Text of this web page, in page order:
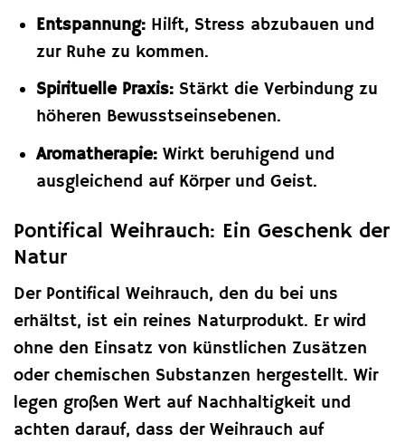
Entspannung:Hilft, Stress abzubauen und
zur Ruhe zu kommen.
Spirituelle Praxis:Stärkt die Verbindung zu
höheren Bewusstseinsebenen.
Aromatherapie:Wirkt beruhigend und
ausgleichend auf Körper und Geist.
Pontifical Weihrauch: Ein Geschenk der
Natur
Der Pontifical Weihrauch, den du bei uns
erhältst, ist ein reines Naturprodukt. Er wird
ohne den Einsatz von künstlichen Zusätzen
oder chemischen Substanzen hergestellt. Wir
legen großen Wert auf Nachhaltigkeit und
achten darauf, dass der Weihrauch auf